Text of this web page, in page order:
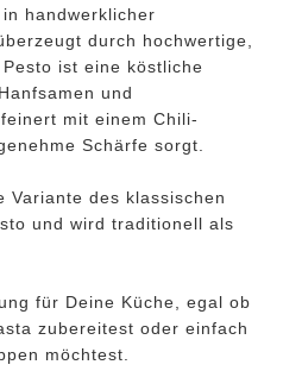
handwerklicher
durch hochwertige,
ist eine köstliche
und
mit einem Chili-
Schärfe sorgt.
Variante des klassischen
und wird traditionell als
für Deine Küche, egal ob
zubereitest oder einfach
möchtest.